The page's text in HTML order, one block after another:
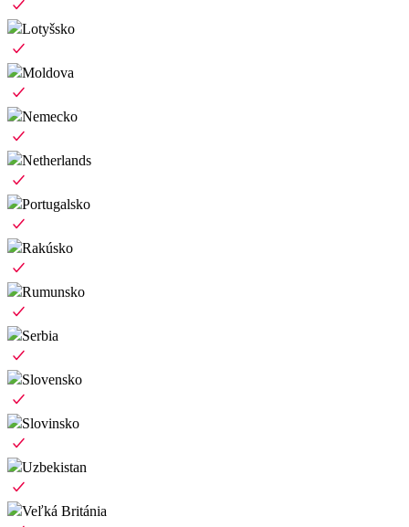
Lotyšsko
Moldova
Nemecko
Netherlands
Portugalsko
Rakúsko
Rumunsko
Serbia
Slovensko
Slovinsko
Uzbekistan
Veľká Británia